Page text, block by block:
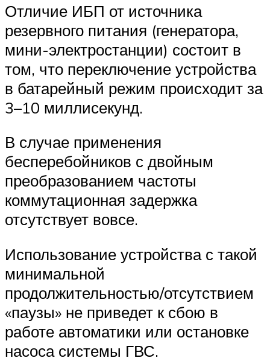
Отличие ИБП от источника
резервного питания (генератора,
мини-электростанции) состоит в
том, что переключение устройства
в батарейный режим происходит за
3–10 миллисекунд.
В случае применения
бесперебойников с двойным
преобразованием частоты
коммутационная задержка
отсутствует вовсе.
Использование устройства с такой
минимальной
продолжительностью/отсутствием
«паузы» не приведет к сбою в
работе автоматики или остановке
насоса системы ГВС.